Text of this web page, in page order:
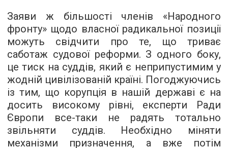
Заяви ж більшості членів «Народного
фронту» щодо власної радикальної позиції
можуть свідчити про те, що триває
саботаж судової реформи. З одного боку,
це тиск на суддів, який є неприпустимим у
жодній цивілізованій країні. Погоджуючись
із тим, що корупція в нашій державі є на
досить високому рівні, експерти Ради
Європи все-таки не радять тотально
звільняти суддів. Необхідно міняти
механізми призначення, а вже потім